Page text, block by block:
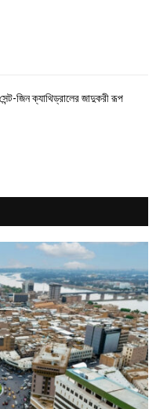
জিন ক্যাথিড্রালের জাদুকরী রূপ